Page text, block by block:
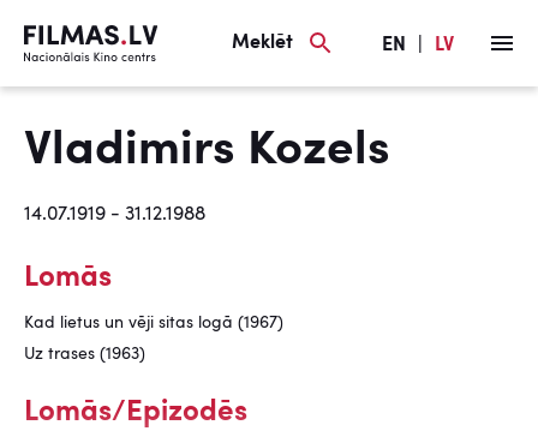
Meklēt EN LV
Vladimirs Kozels
14.07.1919 - 31.12.1988
Lomās
Kad lietus un vēji sitas logā (1967)
Uz trases (1963)
Lomās/Epizodēs